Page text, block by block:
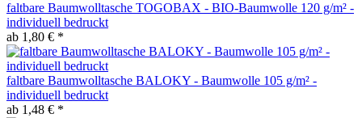
faltbare Baumwolltasche TOGOBAX - BIO-Baumwolle 120 g/m² -
individuell bedruckt
ab 1,80 € *
faltbare Baumwolltasche BALOKY - Baumwolle 105 g/m² -
individuell bedruckt
ab 1,48 € *